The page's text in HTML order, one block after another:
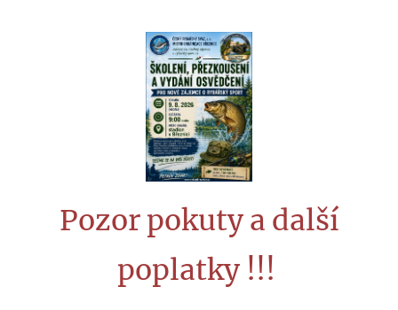
Pozor pokuty a další
poplatky !!!